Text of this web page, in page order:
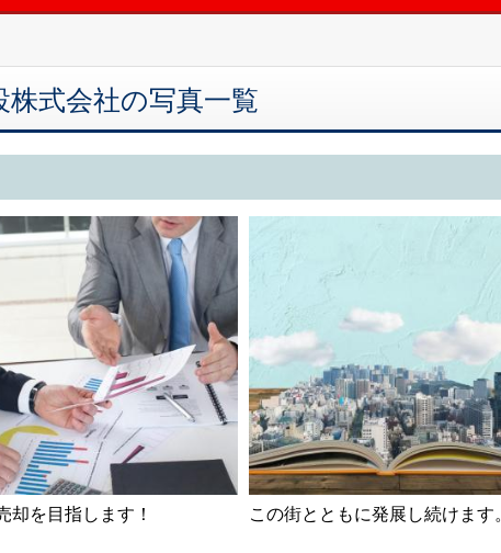
式会社の写真一覧
却を目指します！ この街とともに発展し続けます。